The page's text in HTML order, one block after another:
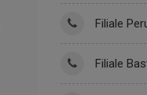
Filiale
Filiale